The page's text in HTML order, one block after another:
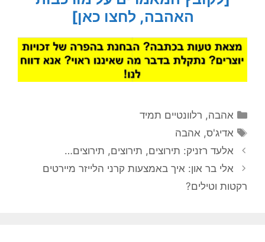
האהבה, לחצו כאן]
קטגוריות
אהבה, רלוונטיים תמיד
תגיות
אדיג'ס, אהבה
אלעד רזניק: תירוצים, תירוצים, תירוצים…
אלי בר און: איך באמצעות קרני הלייזר מיירטים
רקטות וטילים?